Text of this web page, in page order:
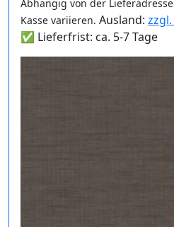
Abhängig von der
Kasse variieren. Ausland:
✅ Lieferfrist: ca. 5-7 Tage